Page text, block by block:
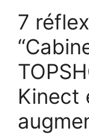
7
Kinect